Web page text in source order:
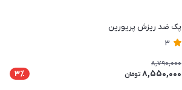
پک ضد ریزش پریورین
3
8,790,000
8,550,000 تومان 3٪